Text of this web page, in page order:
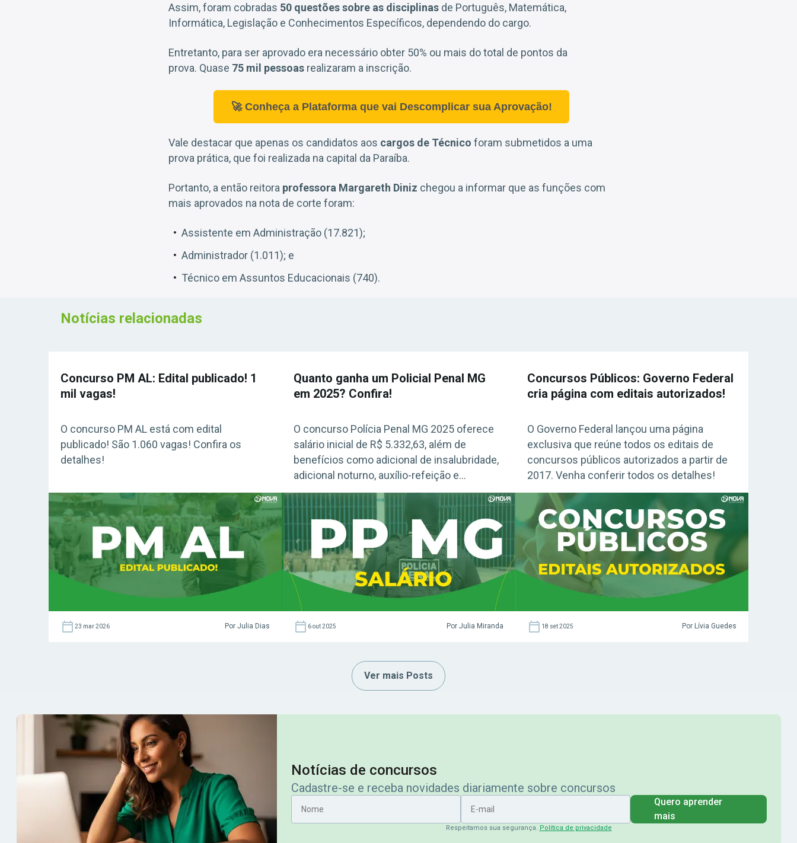
Assim, foram cobradas 50 questões sobre as disciplinas de Português, Matemática,
Informática, Legislação e Conhecimentos Específicos, dependendo do cargo.
Entretanto, para ser aprovado era necessário obter 50% ou mais do total de pontos da
prova. Quase 75 mil pessoas realizaram a inscrição.
🚀 Conheça a Plataforma que vai Descomplicar sua Aprovação!
Vale destacar que apenas os candidatos aos cargos de Técnico foram submetidos a uma
prova prática, que foi realizada na capital da Paraíba.
Portanto, a então reitora professora Margareth Diniz chegou a informar que as funções com
mais aprovados na nota de corte foram:
Assistente em Administração (17.821);
Administrador (1.011); e
Técnico em Assuntos Educacionais (740).
Notícias relacionadas
Concurso PM AL: Edital publicado! 1
mil vagas!
O concurso PM AL está com edital
publicado! São 1.060 vagas! Confira os
detalhes!
23 mar 2026 Por Julia Dias
Quanto ganha um Policial Penal MG
em 2025? Confira!
O concurso Polícia Penal MG 2025 oferece
salário inicial de R$ 5.332,63, além de
benefícios como adicional de insalubridade,
adicional noturno, auxílio-refeição e
gratificação de desempenho. Veja todos os
detalhes sobre a remuneração e vantagens
da carreira!
6 out 2025 Por Julia Miranda
Concursos Públicos: Governo Federal
cria página com editais autorizados!
O Governo Federal lançou uma página
exclusiva que reúne todos os editais de
concursos públicos autorizados a partir de
2017. Venha conferir todos os detalhes!
18 set 2025 Por Lívia Guedes
Ver mais Posts
Notícias de concursos
Cadastre-se e receba novidades diariamente sobre concursos
Nome
E-mail
Quero aprender
mais
Respeitamos sua segurança. Política de privacidade